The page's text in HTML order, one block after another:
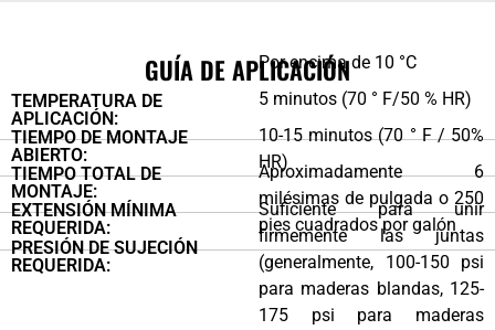
GUÍA DE APLICACIÓN
TEMPERATURA DE
APLICACIÓN:
Por encima de 10 °C
TIEMPO DE MONTAJE
ABIERTO:
5 minutos (70 ° F/50 % HR)
TIEMPO TOTAL DE
MONTAJE:
10-15 minutos (70 ° F / 50%
HR)
EXTENSIÓN MÍNIMA
REQUERIDA:
Aproximadamente 6
milésimas de pulgada o 250
pies cuadrados por galón
PRESIÓN DE SUJECIÓN
REQUERIDA:
Suficiente para unir
firmemente las juntas
(generalmente, 100-150 psi
para maderas blandas, 125-
175 psi para maderas